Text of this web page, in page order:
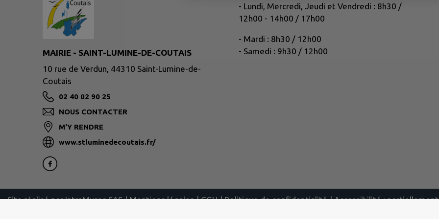
MAIRIE - SAINT-LUMINE-DE-COUTAIS
10 rue de Verdun, 44310 Saint-Lumine-de-
Coutais
02 40 02 90 25
NOUS CONTACTER
M'Y RENDRE
www.stluminedecoutais.fr/
- Lundi, Mercredi, Jeudi et Vendredi : 8h30 /
12h00 - 14h00 / 17h00
- Mardi : 8h30 / 12h00
- Samedi : 9h30 / 12h00
Site réalisé par IntraMuros SAS |Mentions légales |CGU |Politique de confidentialité |Accessibilité :